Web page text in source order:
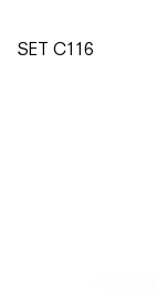
SET C116